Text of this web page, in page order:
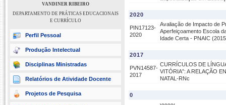
VANDINER RIBEIRO
DEPARTAMENTO DE PRÁTICAS EDUCACIONAIS
E CURRÍCULO
Perfil Pessoal
Produção Intelectual
Disciplinas Ministradas
Relatórios de Atividade Docente
Projetos de Pesquisa
2020
PIN17123-
2020
Avaliação de Impacto de
Aperfeiçoamento Escola
Idade Certa - PNAIC
2017
PVN14587-
2017
CURRÍCULOS DE
VITÓRIA”: A RELAÇÃO
NATAL-RNc
0